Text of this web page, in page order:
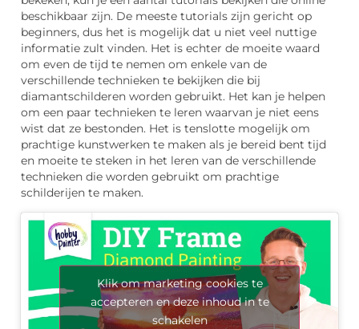
beschikbaar zijn. De meeste tutorials zijn gericht op
beginners, dus het is mogelijk dat u niet veel nuttige
informatie zult vinden. Het is echter de moeite waard
om even de tijd te nemen om enkele van de
verschillende technieken te bekijken die bij
diamantschilderen worden gebruikt. Het kan je helpen
om een ​​paar technieken te leren waarvan je niet eens
wist dat ze bestonden. Het is tenslotte mogelijk om
prachtige kunstwerken te maken als je bereid bent tijd
en moeite te steken in het leren van de verschillende
technieken die worden gebruikt om prachtige
schilderijen te maken.
Klik om marketing cookies te
accepteren en deze inhoud in te
schakelen